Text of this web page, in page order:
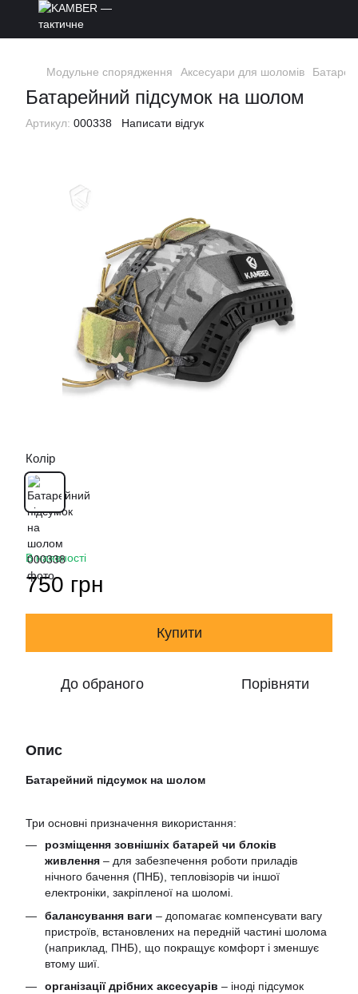
Модульне спорядження Аксесуари для шоломів
Батарейний підсумок на шолом
Артикул: 000338 Написати відгук
Колір
В наявності
750 грн
Купити
До обраного Порівняти
Опис
Батарейний підсумок на шолом
Три основні призначення використання:
розміщення зовнішніх батарей чи блоків
живлення – для забезпечення роботи приладів
нічного бачення (ПНБ), тепловізорів чи іншої
електроніки, закріпленої на шоломі.
балансування ваги – допомагає компенсувати вагу
пристроїв, встановлених на передній частині шолома
(наприклад, ПНБ), що покращує комфорт і зменшує
втому шиї.
організації дрібних аксесуарів – іноді підсумок